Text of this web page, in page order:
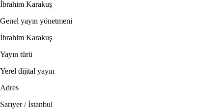
İbrahim Karakuş
Genel yayın yönetmeni
İbrahim Karakuş
Yayın türü
Yerel dijital yayın
Adres
Sarıyer / İstanbul